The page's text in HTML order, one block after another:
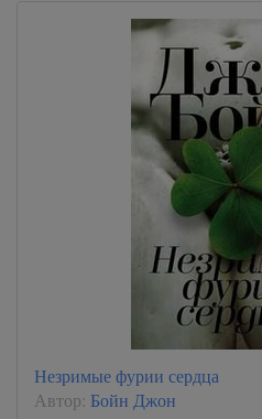
Незримые фурии сердца
Автор: Бойн Джон